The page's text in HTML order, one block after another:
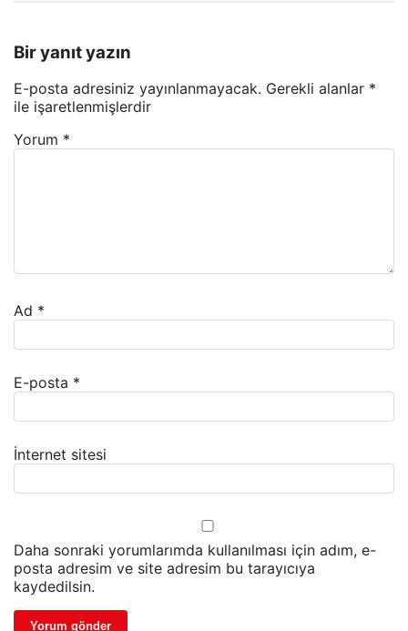
Bir yanıt yazın
E-posta adresiniz yayınlanmayacak. Gerekli alanlar *
ile işaretlenmişlerdir
Yorum *
Ad *
E-posta *
İnternet sitesi
Daha sonraki yorumlarımda kullanılması için adım, e-
posta adresim ve site adresim bu tarayıcıya
kaydedilsin.